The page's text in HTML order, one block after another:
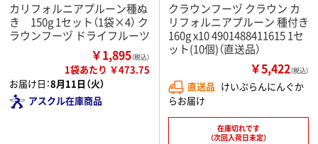
カリフォルニアプルーン種ぬ
き 150g 1セット（1袋×4） ク
ラウンフーヅ ドライフルーツ
￥1,895（税込）
1袋あたり ￥473.75
お届け日：8月11日（火）
アスクル在庫商品
クラウンフーヅ クラウン カ
リフォルニアプルーン 種付き
160g x10 4901488411615 1セ
ット(10個)（直送品）
￥5,422（税込）
直送品 けいぷらんにんぐか
らお届け
在庫切れです
（次回入荷日未定）